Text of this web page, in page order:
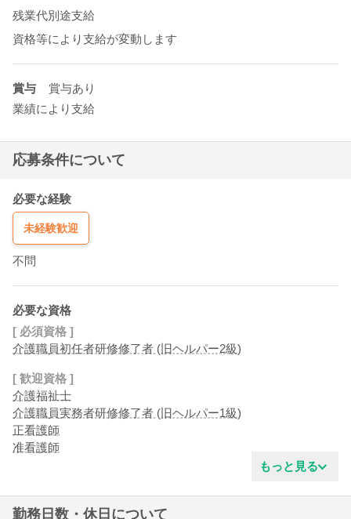
残業代別途支給
資格等により支給が変動します
賞与
賞与あり
業績により支給
応募条件について
必要な経験
未経験歓迎
不問
必要な資格
[ 必須資格 ]
介護職員初任者研修修了者 (旧ヘルパー2級)
[ 歓迎資格 ]
介護福祉士
介護職員実務者研修修了者 (旧ヘルパー1級)
正看護師
准看護師
もっと見る
勤務日数・休日について